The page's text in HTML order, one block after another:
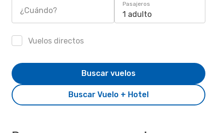
¿Cuándo?
Pasajeros
1 adulto
Vuelos directos
Buscar Vuelo + Hotel
Buscar vuelos